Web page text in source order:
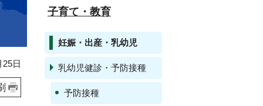
日
子育て・教育
妊娠・出産・乳幼児
乳幼児健診・予防接種
予防接種